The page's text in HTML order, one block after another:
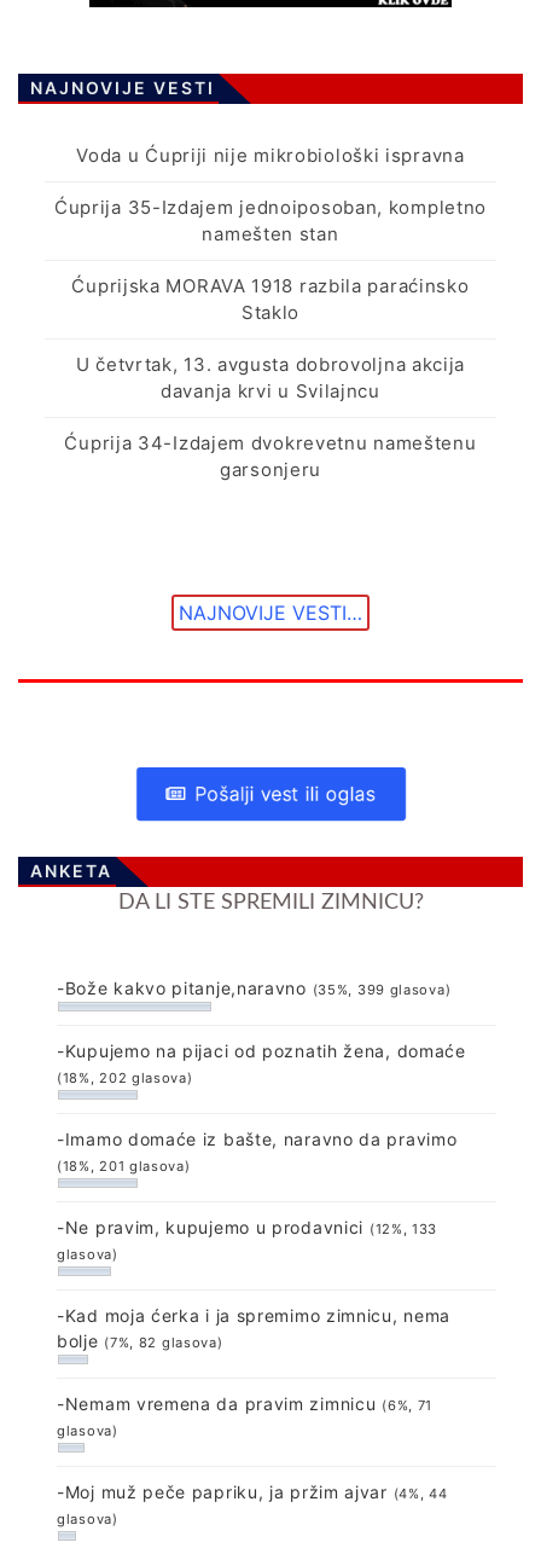
NAJNOVIJE VESTI
Voda u Ćupriji nije mikrobiološki ispravna
Ćuprija 35-Izdajem jednoiposoban, kompletno
namešten stan
Ćuprijska MORAVA 1918 razbila paraćinsko
Staklo
U četvrtak, 13. avgusta dobrovoljna akcija
davanja krvi u Svilajncu
Ćuprija 34-Izdajem dvokrevetnu nameštenu
garsonjeru
NAJNOVIJE VESTI…
Pošalji vest ili oglas
ANKETA
DA LI STE SPREMILI ZIMNICU?
-Bože kakvo pitanje,naravno (35%, 399 glasova)
-Kupujemo na pijaci od poznatih žena, domaće
(18%, 202 glasova)
-Imamo domaće iz bašte, naravno da pravimo
(18%, 201 glasova)
-Ne pravim, kupujemo u prodavnici (12%, 133
glasova)
-Kad moja ćerka i ja spremimo zimnicu, nema
bolje (7%, 82 glasova)
-Nemam vremena da pravim zimnicu (6%, 71
glasova)
-Moj muž peče papriku, ja pržim ajvar (4%, 44
glasova)